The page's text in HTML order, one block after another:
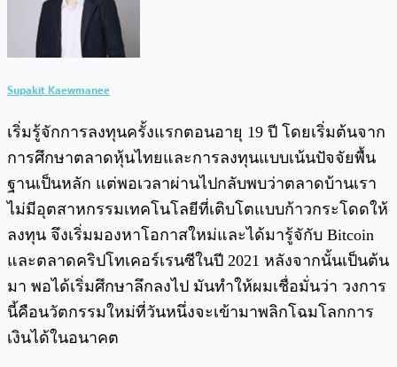
Supakit Kaewmanee
เริ่มรู้จักการลงทุนครั้งแรกตอนอายุ 19 ปี โดยเริ่มต้นจาก
การศึกษาตลาดหุ้นไทยและการลงทุนแบบเน้นปัจจัยพื้น
ฐานเป็นหลัก แต่พอเวลาผ่านไปกลับพบว่าตลาดบ้านเรา
ไม่มีอุตสาหกรรมเทคโนโลยีที่เติบโตแบบก้าวกระโดดให้
ลงทุน จึงเริ่มมองหาโอกาสใหม่และได้มารู้จักับ Bitcoin
และตลาดคริปโทเคอร์เรนซีในปี 2021 หลังจากนั้นเป็นต้น
มา พอได้เริ่มศึกษาลึกลงไป มันทำให้ผมเชื่อมั่นว่า วงการ
นี้คือนวัตกรรมใหม่ที่วันหนึ่งจะเข้ามาพลิกโฉมโลกการ
เงินได้ในอนาคต